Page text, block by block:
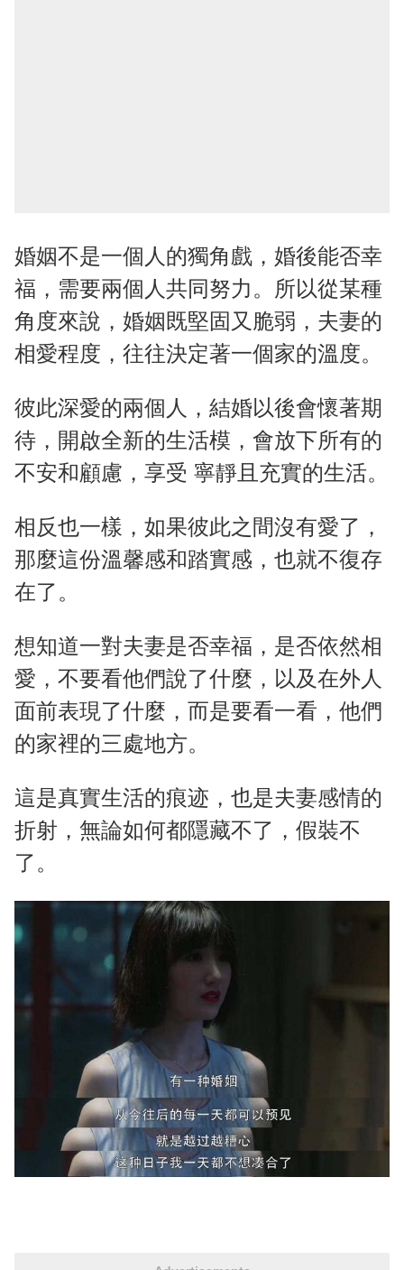
婚姻不是一個人的獨角戲，婚後能否幸
福，需要兩個人共同努力。所以從某種
角度來說，婚姻既堅固又脆弱，夫妻的
相愛程度，往往決定著一個家的溫度。
彼此深愛的兩個人，結婚以後會懷著期
待，開啟全新的生活模，會放下所有的
不安和顧慮，享受 寧靜且充實的生活。
相反也一樣，如果彼此之間沒有愛了，
那麼這份溫馨感和踏實感，也就不復存
在了。
想知道一對夫妻是否幸福，是否依然相
愛，不要看他們說了什麼，以及在外人
面前表現了什麼，而是要看一看，他們
的家裡的三處地方。
這是真實生活的痕迹，也是夫妻感情的
折射，無論如何都隱藏不了，假裝不
了。